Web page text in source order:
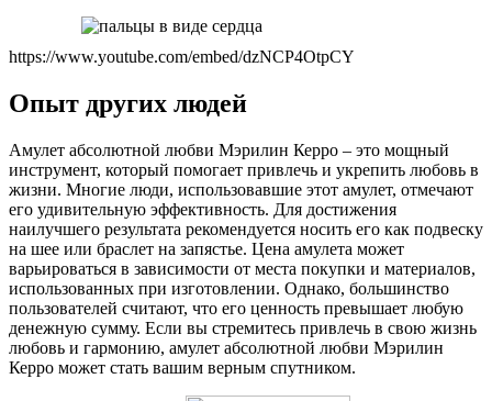
https://www.youtube.com/embed/dzNCP4OtpCY
Опыт других людей
Амулет абсолютной любви Мэрилин Керро – это мощный
инструмент, который помогает привлечь и укрепить любовь в
жизни. Многие люди, использовавшие этот амулет, отмечают
его удивительную эффективность. Для достижения
наилучшего результата рекомендуется носить его как подвеску
на шее или браслет на запястье. Цена амулета может
варьироваться в зависимости от места покупки и материалов,
использованных при изготовлении. Однако, большинство
пользователей считают, что его ценность превышает любую
денежную сумму. Если вы стремитесь привлечь в свою жизнь
любовь и гармонию, амулет абсолютной любви Мэрилин
Керро может стать вашим верным спутником.